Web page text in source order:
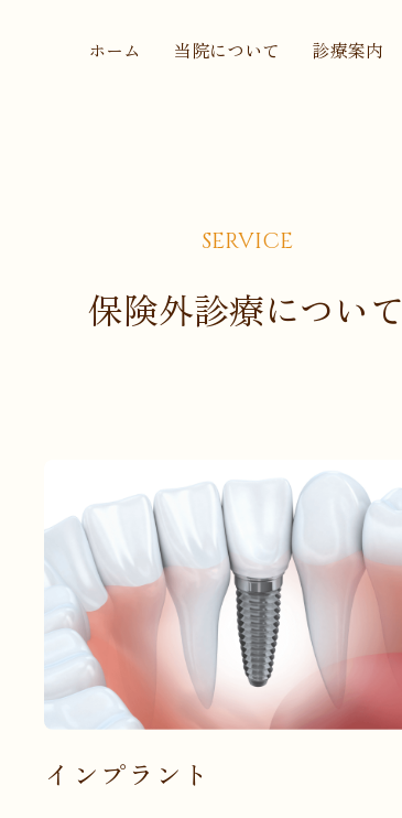
ホーム 当院について 診療案内
SERVICE
保険外診療について
インプラント